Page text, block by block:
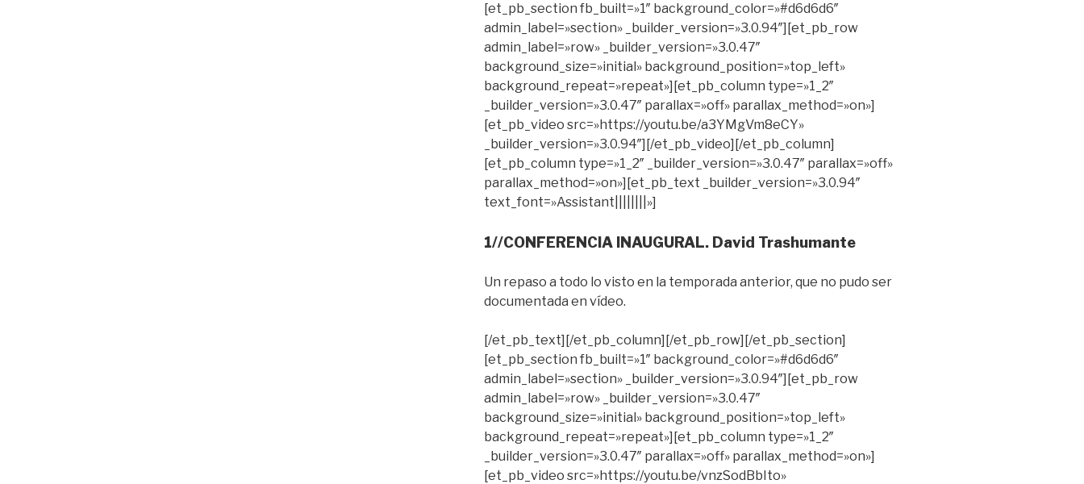
[et_pb_section fb_built=»1″ background_color=»#d6d6d6″
admin_label=»section» _builder_version=»3.0.94″][et_pb_row
admin_label=»row» _builder_version=»3.0.47″
background_size=»initial» background_position=»top_left»
background_repeat=»repeat»][et_pb_column type=»1_2″
_builder_version=»3.0.47″ parallax=»off» parallax_method=»on»]
[et_pb_video src=»https://youtu.be/a3YMgVm8eCY»
_builder_version=»3.0.94″][/et_pb_video][/et_pb_column]
[et_pb_column type=»1_2″ _builder_version=»3.0.47″ parallax=»off»
parallax_method=»on»][et_pb_text _builder_version=»3.0.94″
text_font=»Assistant||||||||»]
1//CONFERENCIA INAUGURAL. David Trashumante
Un repaso a todo lo visto en la temporada anterior, que no pudo ser
documentada en vídeo.
[/et_pb_text][/et_pb_column][/et_pb_row][/et_pb_section]
[et_pb_section fb_built=»1″ background_color=»#d6d6d6″
admin_label=»section» _builder_version=»3.0.94″][et_pb_row
admin_label=»row» _builder_version=»3.0.47″
background_size=»initial» background_position=»top_left»
background_repeat=»repeat»][et_pb_column type=»1_2″
_builder_version=»3.0.47″ parallax=»off» parallax_method=»on»]
[et_pb_video src=»https://youtu.be/vnzSodBbIto»